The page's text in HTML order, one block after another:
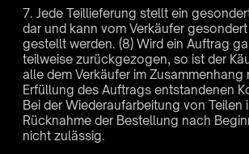
7. Jede Teillieferung stellt ein
dar und kann vom Verkäufer
gestellt werden. (8) Wird ein Auftrag
teilweise zurückgezogen, so ist der
alle dem Verkäufer im Zusammenhang
Erfüllung des Auftrags entstandenen
Bei der Wiederaufarbeitung von Teilen
Rücknahme der Bestellung nach
nicht zulässig.